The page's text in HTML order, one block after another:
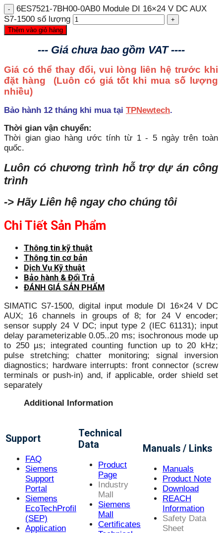
6ES7521-7BH00-0AB0 Module DI 16×24 V DC AUX
S7-1500 số lượng
Thêm vào giỏ hàng
--- Giá chưa bao gồm VAT ----
Giá có thể thay đổi, vui lòng liên hệ trước khi
đặt hàng (Luôn có giá tốt khi mua số lượng
nhiều)
Bảo hành 12 tháng khi mua tại TPNewtech.
Thời gian vận chuyển:
Thời gian giao hàng ước tính từ 1 - 5 ngày trên toàn
quốc.
Luôn có chương trình hỗ trợ dự án công
trình
-> Hãy Liên hệ ngay cho chúng tôi
Chi Tiết Sản Phẩm
Thông tin kỹ thuật
Thông tin cơ bản
Dịch Vụ Kỹ thuật
Bảo hành & Đổi Trả
ĐÁNH GIÁ SẢN PHẨM
SIMATIC S7-1500, digital input module DI 16×24 V DC
AUX; 16 channels in groups of 8; for 24 V encoder;
sensor supply 24 V DC; input type 2 (IEC 61131); input
delay parameterizable 0.05..20 ms; isochronous mode up
to 250 µs; integrated counting function up to 20 kHz;
pulse stretching; chatter monitoring; signal inversion
diagnostics; hardware interrupts: front connector (screw
terminals or push-in) and, if applicable, order shield set
separately
Additional Information
Support
FAQ
Siemens
Support
Portal
Siemens
EcoTechProfil
(SEP)
Application
Technical
Data
Product
Page
Industry
Mall
Siemens
Mall
Certificates
Manuals / Links
Manuals
Product Note
Download
REACH
Information
Safety Data
Sheet